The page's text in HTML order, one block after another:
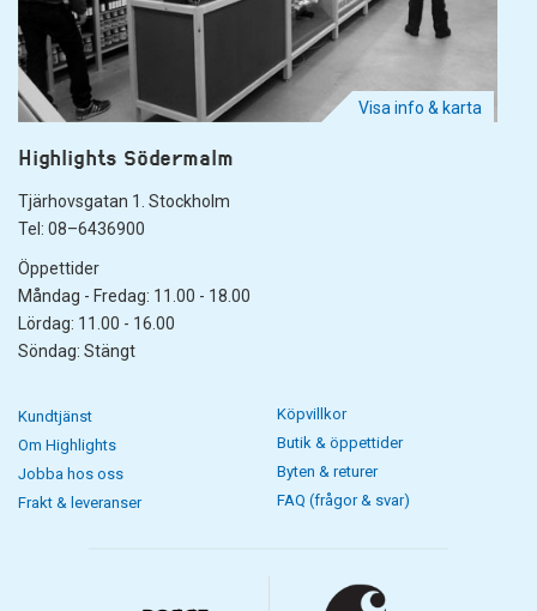
Visa info & karta
Highlights Södermalm
Tjärhovsgatan 1. Stockholm
Tel: 08–6436900
Öppettider
Måndag - Fredag: 11.00 - 18.00
Lördag: 11.00 - 16.00
Söndag: Stängt
Kundtjänst
Om Highlights
Jobba hos oss
Frakt & leveranser
Köpvillkor
Butik & öppettider
Byten & returer
FAQ (frågor & svar)